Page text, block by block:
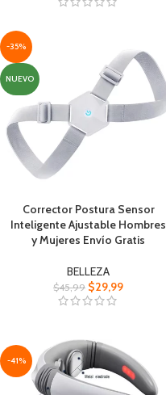
-35%
NUEVO
Corrector Postura Sensor
Inteligente Ajustable Hombres
y Mujeres Envío Gratis
BELLEZA
$45,99 $29,99
-41%